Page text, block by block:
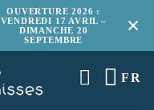
OUVERTURE 2026 :
VENDREDI 17 AVRIL –
DIMANCHE 20
SEPTEMBRE
FR